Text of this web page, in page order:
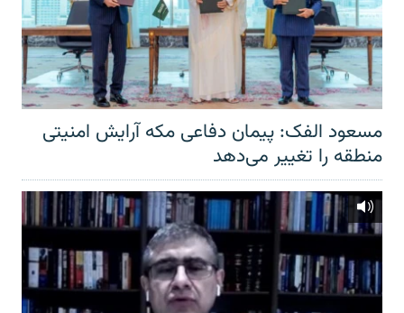
مسعود الفک: پیمان دفاعی مکه آرایش امنیتی
منطقه را تغییر می‌دهد